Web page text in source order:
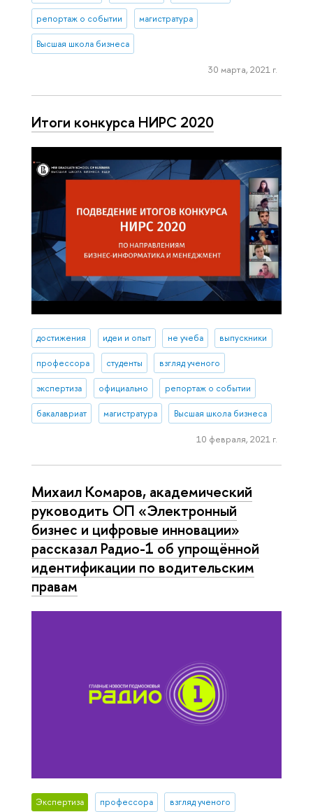
репортаж о событии магистратура
Высшая школа бизнеса
30 марта, 2021 г.
Итоги конкурса НИРС 2020
достижения идеи и опыт не учеба выпускники
профессора студенты взгляд ученого
экспертиза официально репортаж о событии
бакалавриат магистратура Высшая школа бизнеса
10 февраля, 2021 г.
Михаил Комаров, академический
руководить ОП «Электронный
бизнес и цифровые инновации»
рассказал Радио-1 об упрощённой
идентификации по водительским
правам
Экспертиза профессора взгляд ученого